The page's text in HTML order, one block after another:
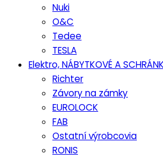
Nuki
O&C
Tedee
TESLA
Elektro, NÁBYTKOVÉ A
Richter
Závory na zámky
EUROLOCK
FAB
Ostatní výrobcovia
RONIS